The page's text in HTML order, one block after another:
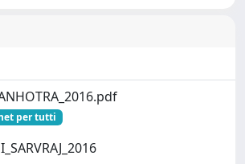
per tutti